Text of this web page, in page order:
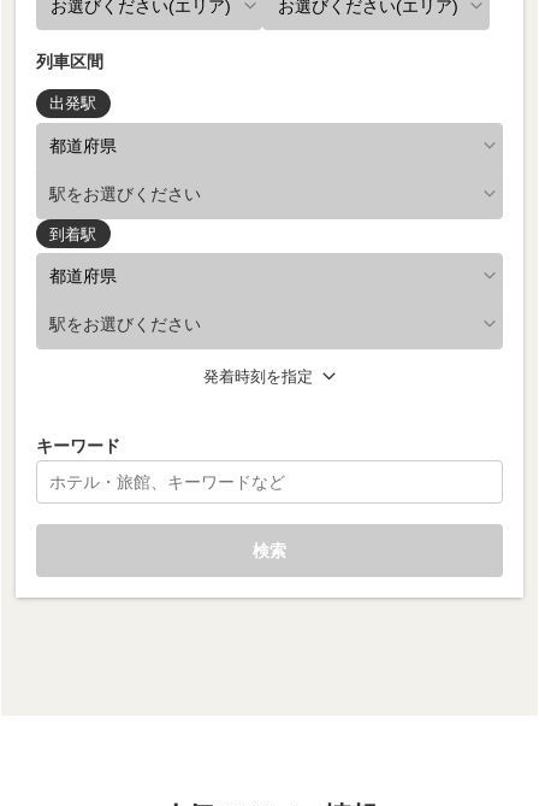
列車区間
出発駅
駅をお選びください
到着駅
駅をお選びください
発着時刻を指定
キーワード
検索